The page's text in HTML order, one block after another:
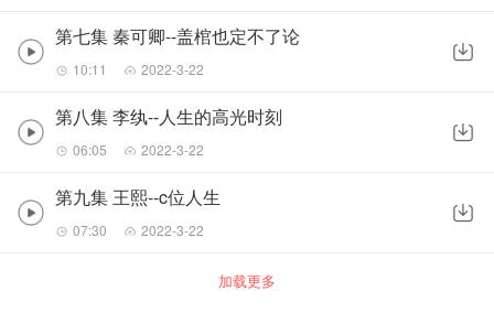
第七集 秦可卿--盖棺也定不了论
10:11 2022-3-22
第八集 李纨--人生的高光时刻
06:05 2022-3-22
第九集 王熙--c位人生
07:30 2022-3-22
加载更多